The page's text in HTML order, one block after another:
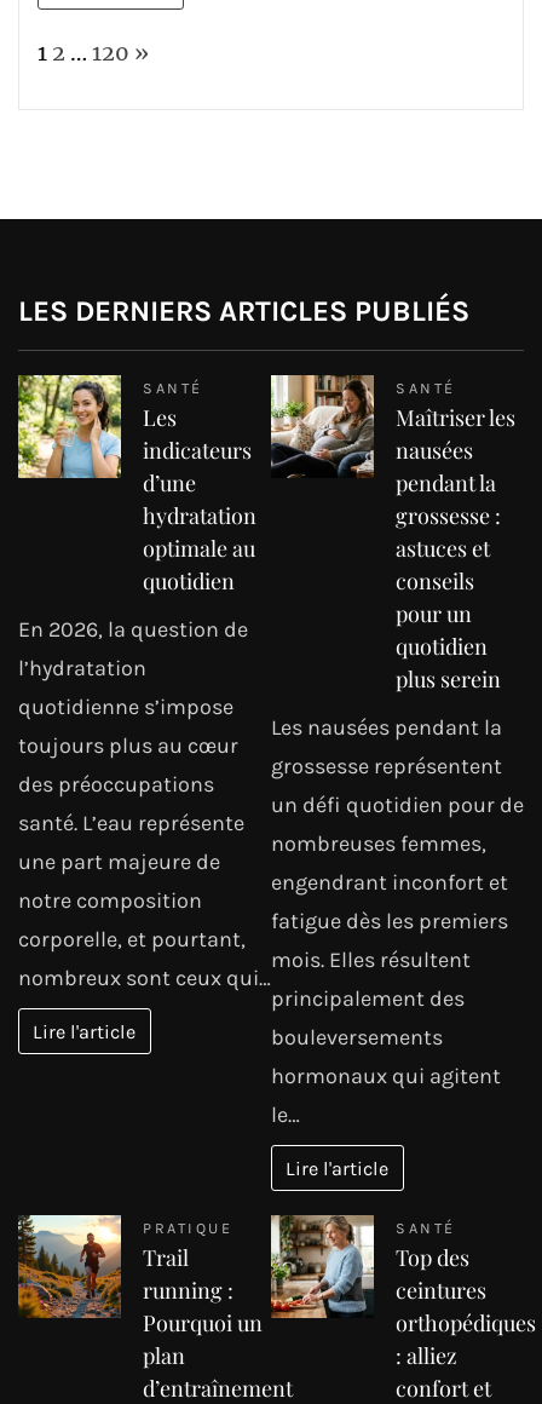
Page:
1 2 … 120 Next
»
LES DERNIERS ARTICLES PUBLIÉS
SANTÉ
Les
indicateurs
d’une
hydratation
optimale au
quotidien
En 2026, la question de
l’hydratation
quotidienne s’impose
toujours plus au cœur
des préoccupations
santé. L’eau représente
une part majeure de
notre composition
corporelle, et pourtant,
nombreux sont ceux qui…
Lire l'article
SANTÉ
Maîtriser les
nausées
pendant la
grossesse :
astuces et
conseils
pour un
quotidien
plus serein
Les nausées pendant la
grossesse représentent
un défi quotidien pour de
nombreuses femmes,
engendrant inconfort et
fatigue dès les premiers
mois. Elles résultent
principalement des
bouleversements
hormonaux qui agitent
le…
Lire l'article
PRATIQUE
Trail
running :
Pourquoi un
plan
d’entraînement
SANTÉ
Top des
ceintures
orthopédiques
: alliez
confort et